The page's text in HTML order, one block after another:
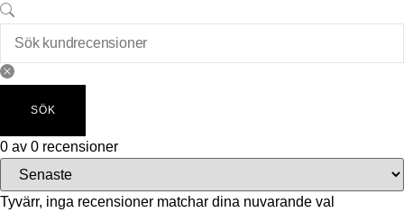
SÖK
0 av 0 recensioner
Tyvärr, inga recensioner matchar dina nuvarande val